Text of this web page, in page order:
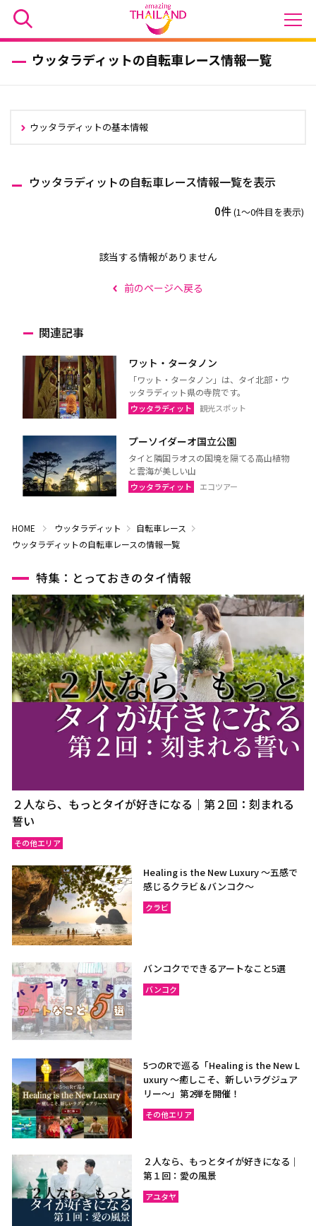
ウッタラディットの自転車レース情報一覧
ウッタラディットの基本情報
ウッタラディットの自転車レース情報一覧を表示
0件(1〜0件目を表示)
該当する情報がありません
前のページへ戻る
関連記事
ワット・タータノン
「ワット・タータノン」は、タイ北部・ウ
ッタラディット県の寺院です。
ウッタラディット 観光スポット
プーソイダーオ国立公園
タイと隣国ラオスの国境を隔てる高山植物
と雲海が美しい山
ウッタラディット エコツアー
HOME ウッタラディット
自転車レース
ウッタラディットの自転車レースの情報一覧
特集：とっておきのタイ情報
２人なら、もっとタイが好きになる｜第２回：刻まれる
誓い
その他エリア
Healing is the New Luxury ～五感で
感じるクラビ＆バンコク～
クラビ
バンコクでできるアートなこと5選
バンコク
5つのRで巡る「Healing is the New L
uxury ～癒しこそ、新しいラグジュア
リー〜」第2弾を開催！
その他エリア
２人なら、もっとタイが好きになる｜
第１回：愛の風景
アユタヤ